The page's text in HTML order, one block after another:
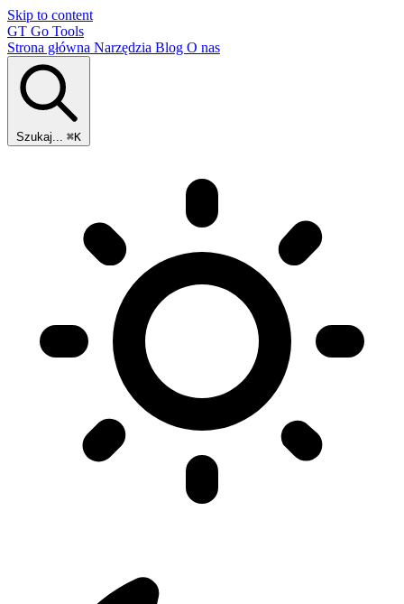
Skip to content
GT Go Tools
Strona główna Narzędzia Blog O nas
Szukaj... ⌘K